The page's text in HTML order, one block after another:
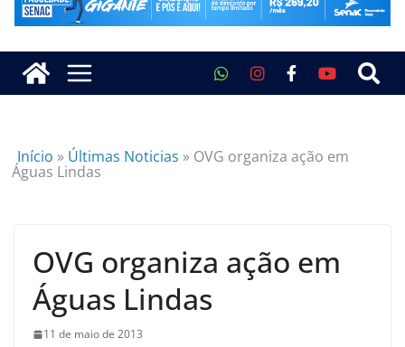
Início » Últimas Noticias » OVG organiza ação em
Águas Lindas
OVG organiza ação em
Águas Lindas
11 de maio de 2013